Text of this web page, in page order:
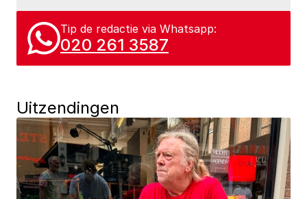
Tip de redactie via Whatsapp:
020 261 3587
Uitzendingen